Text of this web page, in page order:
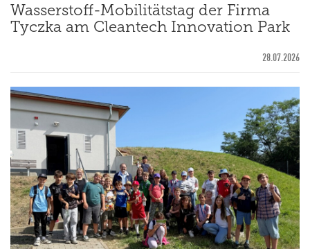
Wasserstoff-Mobilitätstag der Firma
Tyczka am Cleantech Innovation Park
28.07.2026